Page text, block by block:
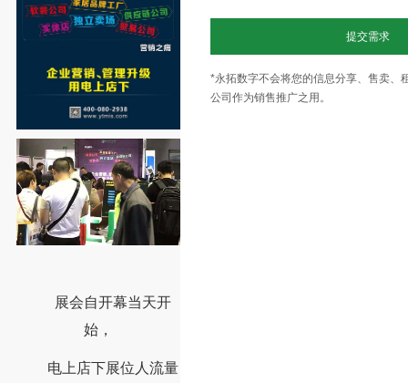
展会自开幕当天开
始，
电上店下展位人流量
提交需求
*永拓数字不会将您的信息分享、售卖、
公司作为销售推广之用。